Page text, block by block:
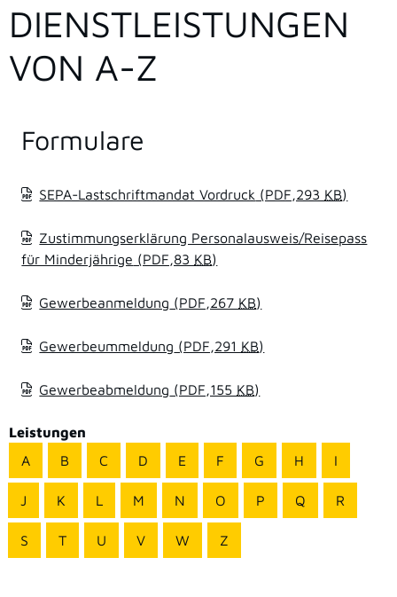
DIENSTLEISTUNGEN
VON A-Z
Formulare
SEPA-Lastschriftmandat Vordruck (PDF,293 KB)
Zustimmungserklärung Personalausweis/Reisepass
für Minderjährige (PDF,83 KB)
Gewerbeanmeldung (PDF,267 KB)
Gewerbeummeldung (PDF,291 KB)
Gewerbeabmeldung (PDF,155 KB)
Leistungen
A
B C D E F G H I
J K L M N O P Q R
S T U V W Z